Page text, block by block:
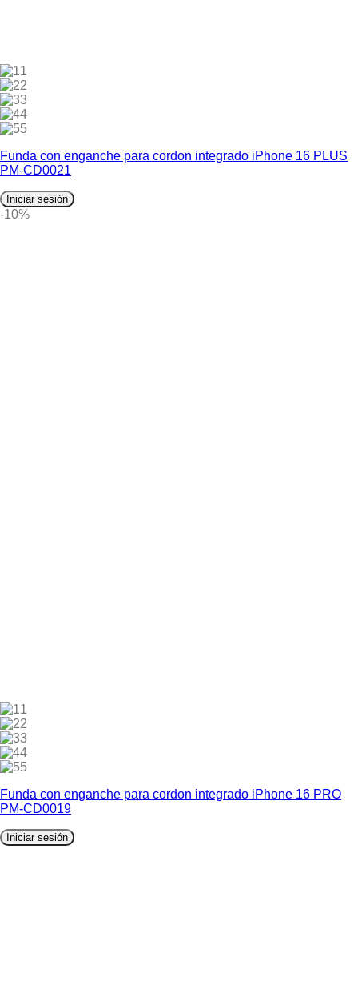
1
2
3
4
5
Funda con enganche para cordon integrado iPhone 16 PLUS
PM-CD0021
Iniciar sesión
-10%
1
2
3
4
5
Funda con enganche para cordon integrado iPhone 16 PRO
PM-CD0019
Iniciar sesión